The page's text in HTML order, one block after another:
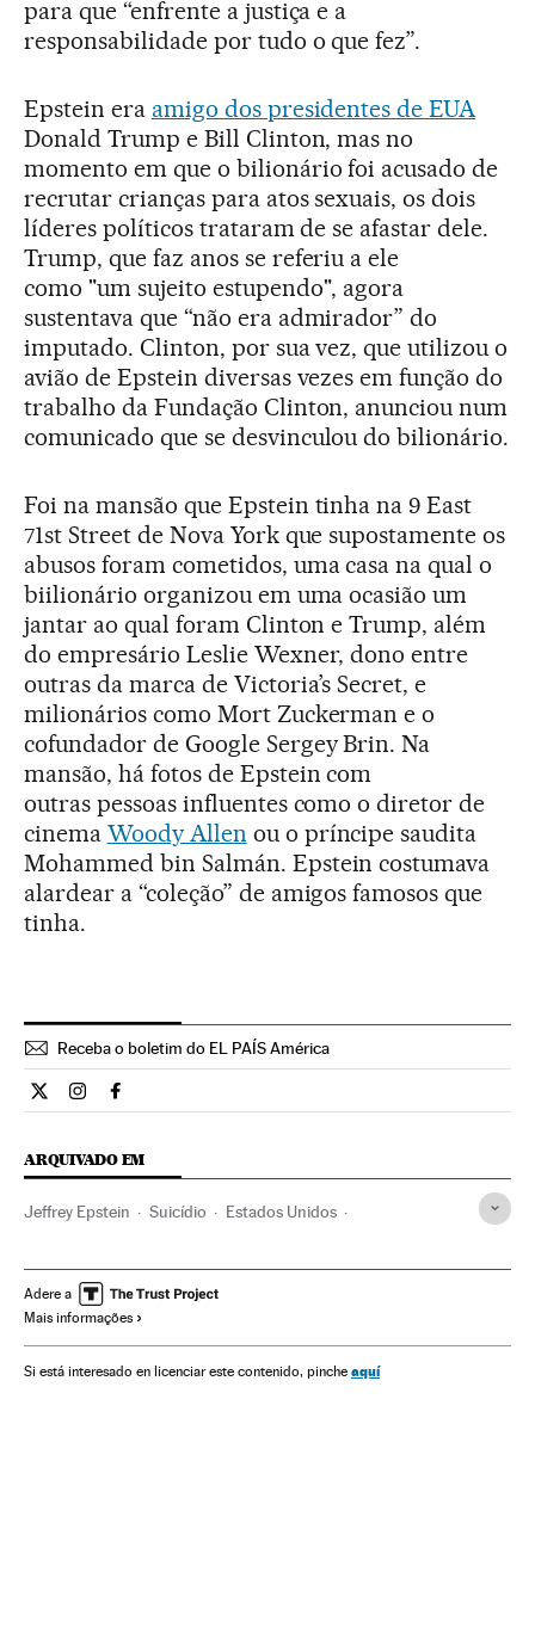
para que “enfrente a justiça e a
responsabilidade por tudo o que fez”.
Epstein era amigo dos presidentes de EUA
Donald Trump e Bill Clinton, mas no
momento em que o bilionário foi acusado de
recrutar crianças para atos sexuais, os dois
líderes políticos trataram de se afastar dele.
Trump, que faz anos se referiu a ele
como "um sujeito estupendo", agora
sustentava que “não era admirador” do
imputado. Clinton, por sua vez, que utilizou o
avião de Epstein diversas vezes em função do
trabalho da Fundação Clinton, anunciou num
comunicado que se desvinculou do bilionário.
Foi na mansão que Epstein tinha na 9 East
71st Street de Nova York que supostamente os
abusos foram cometidos, uma casa na qual o
biilionário organizou em uma ocasião um
jantar ao qual foram Clinton e Trump, além
do empresário Leslie Wexner, dono entre
outras da marca de Victoria’s Secret, e
milionários como Mort Zuckerman e o
cofundador de Google Sergey Brin. Na
mansão, há fotos de Epstein com
outras pessoas influentes como o diretor de
cinema Woody Allen ou o príncipe saudita
Mohammed bin Salmán. Epstein costumava
alardear a “coleção” de amigos famosos que
tinha.
Receba o boletim do EL PAÍS América
Internacional El País Brasil en Twitter
Internacional El País Brasil en Instagram
Internacional El País Brasil en Facebook
ARQUIVADO EM
Jeffrey Epstein Suicídio Estados Unidos
América Delitos Problemas sociais
Adere a
Mais informações
Si está interesado en licenciar este contenido, pinche aquí